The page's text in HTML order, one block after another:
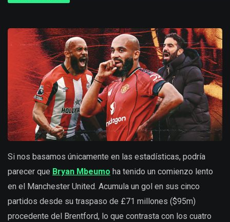
Si nos basamos únicamente en las estadísticas, podría
parecer que Bryan Mbeumo ha tenido un comienzo lento
en el Manchester United. Acumula un gol en sus cinco
partidos desde su traspaso de £71 millones ($95m)
procedente del Brentford, lo que contrasta con los cuatro